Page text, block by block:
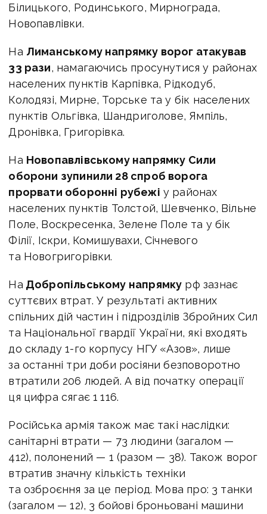
Білицького, Родинського, Мирнограда,
Новопавлівки.
На Лиманському напрямку ворог атакував
33 рази, намагаючись просунутися у районах
населених пунктів Карпівка, Рідкодуб,
Колодязі, Мирне, Торське та у бік населених
пунктів Ольгівка, Шандриголове, Ямпіль,
Дронівка, Григорівка.
На Новопавлівському напрямку Сили
оборони зупинили 28 спроб ворога
прорвати оборонні рубежі у районах
населених пунктів Толстой, Шевченко, Вільне
Поле, Воскресенка, Зелене Поле та у бік
Філії, Іскри, Комишувахи, Січневого
та Новогригорівки.
На Добропільському напрямку рф зазнає
суттєвих втрат.У результаті активних
спільних дій частин і підрозділів Збройних Сил
та Національної гвардії України, які входять
до складу 1-го корпусу НГУ «Азов», лише
за останні три доби росіяни безповоротно
втратили 206 людей. А від початку операції
ця цифра сягає 1 116.
Російська армія також має такі наслідки:
санітарні втрати — 73 людини (загалом —
412), полонений — 1 (разом — 38). Також ворог
втратив значну кількість техніки
та озброєння за це період. Мова про: 3 танки
(загалом — 12), 3 бойові броньовані машини